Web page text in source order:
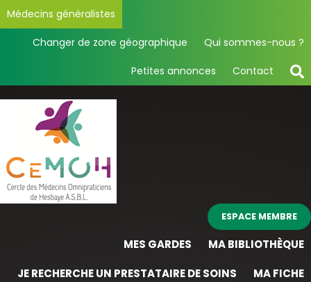
Médecins généralistes
Changer de zone géographique Qui sommes-nous ?
Petites annonces Contact
ESPACE MEMBRE
MES GARDES
MA BIBLIOTHÈQUE
JE RECHERCHE UN PRESTATAIRE DE SOINS
MA FICHE